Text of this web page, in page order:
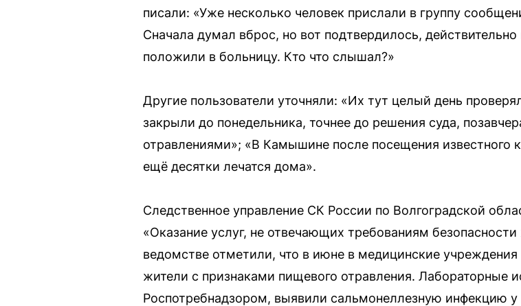
писали: «Уже несколько человек прислали в группу
Сначала думал вброс, но вот подтвердилось,
положили в больницу. Кто что слышал?»
Другие пользователи уточняли: «Их тут целый день
закрыли до понедельника, точнее до решения суда,
отравлениями»; «В Камышине после посещения известного
ещё десятки лечатся дома».
Следственное управление СК России по Волгоградской
«Оказание услуг, не отвечающих требованиям
ведомстве отметили, что в июне в медицинские
жители с признаками пищевого отравления. Лабораторные
Роспотребнадзором, выявили сальмонеллезную инфекцию